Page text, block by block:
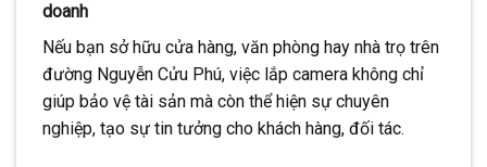
doanh
Nếu bạn sở hữu cửa hàng, văn phòng hay nhà trọ trên
đường Nguyễn Cửu Phú, việc lắp camera không chỉ
giúp bảo vệ tài sản mà còn thể hiện sự chuyên
nghiệp, tạo sự tin tưởng cho khách hàng, đối tác.